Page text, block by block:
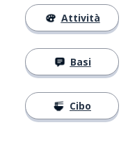
Attività
Basi
Cibo